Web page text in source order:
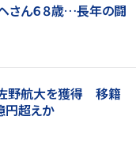
さん６８歳…長年の闘
佐野航大を獲得 移籍
円超えか